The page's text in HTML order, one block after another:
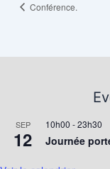
Conférence.
SEP
12
10h00 -23h30
Journée